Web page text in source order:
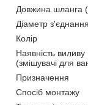
Довжина шланга
Діаметр з'єднання
Колір
Наявність виливу
(змішувачі для
Призначення
Спосіб монтажу